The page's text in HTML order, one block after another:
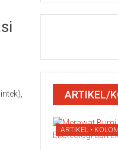
ARTIKEL/
ARTIKEL •